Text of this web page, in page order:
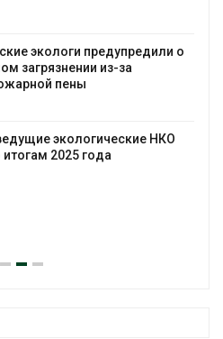
уборку контейнерных
Авг 7, 2026
воды
Авг 6, 2026